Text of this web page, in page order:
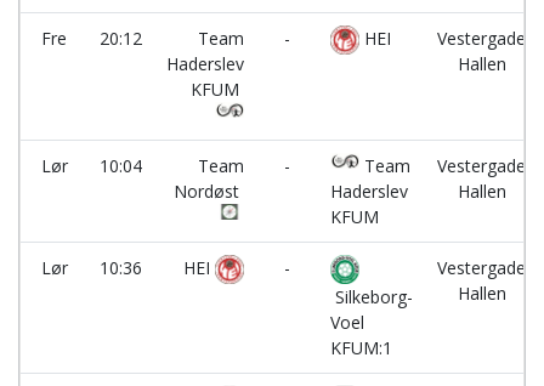
Fre 20:12
Team
Haderslev
KFUM
- HEI
Vestergade
Hallen
Lør 10:04
Team
Nordøst
-
Team
Haderslev
KFUM
Vestergade
Hallen
Lør 10:36 HEI
-
Silkeborg-
Voel
KFUM:1
Vestergade
Hallen